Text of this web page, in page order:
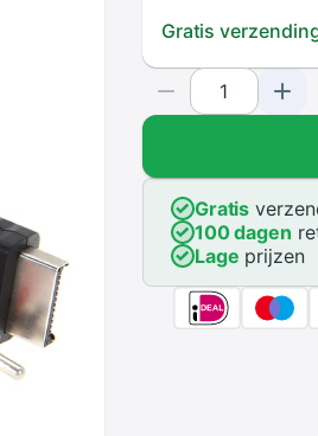
Gratis
Gratis
100 dagen
Lage prijzen